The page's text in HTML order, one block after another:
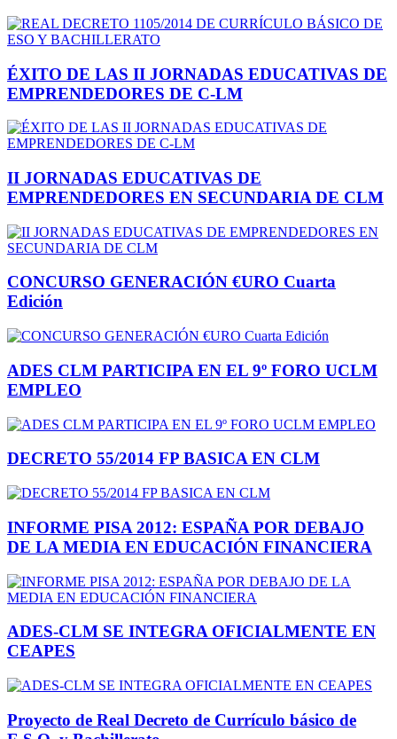
ÉXITO DE LAS II JORNADAS EDUCATIVAS DE
EMPRENDEDORES DE C-LM
II JORNADAS EDUCATIVAS DE
EMPRENDEDORES EN SECUNDARIA DE CLM
CONCURSO GENERACIÓN €URO Cuarta
Edición
ADES CLM PARTICIPA EN EL 9º FORO UCLM
EMPLEO
DECRETO 55/2014 FP BASICA EN CLM
INFORME PISA 2012: ESPAÑA POR DEBAJO
DE LA MEDIA EN EDUCACIÓN FINANCIERA
ADES-CLM SE INTEGRA OFICIALMENTE EN
CEAPES
Proyecto de Real Decreto de Currículo básico de